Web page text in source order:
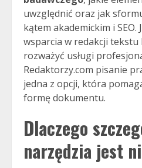
uwzględnić oraz jak
kątem akademickim i
wsparcia w redakcji
rozważyć usługi
Redaktorzy.com pisanie
jedna z opcji, która
formę dokumentu.
Dlaczego
narzędzia jest